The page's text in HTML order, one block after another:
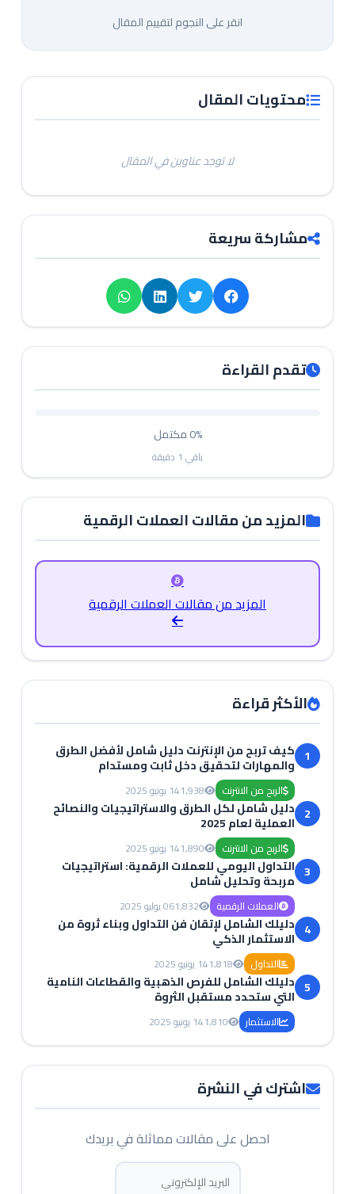
انقر على النجوم لتقييم المقال
محتويات المقال
لا توجد عناوين في المقال
مشاركة سريعة
تقدم القراءة
0%مكتمل
باقي 1 دقيقة
المزيد من مقالات العملات الرقمية
المزيد من مقالات العملات الرقمية
الأكثر قراءة
1 كيف تربح من الإنترنت دليل شامل لأفضل الطرق
والمهارات لتحقيق دخل ثابت ومستدام
الربح من الانترنت 1,93814 يونيو 2025
2 دليل شامل لكل الطرق والاستراتيجيات والنصائح
العملية لعام 2025
الربح من الانترنت 1,89014 يونيو 2025
3 التداول اليومي للعملات الرقمية: استراتيجيات
مربحة وتحليل شامل
العملات الرقمية 1,83206 يوليو 2025
4 دليلك الشامل لإتقان فن التداول وبناء ثروة من
الاستثمار الذكي
التداول 1,81814 يونيو 2025
5 دليلك الشامل للفرص الذهبية والقطاعات النامية
التي ستحدد مستقبل الثروة
الاستثمار 1,81014 يونيو 2025
اشترك في النشرة
احصل على مقالات مماثلة في بريدك
البريد الإلكتروني